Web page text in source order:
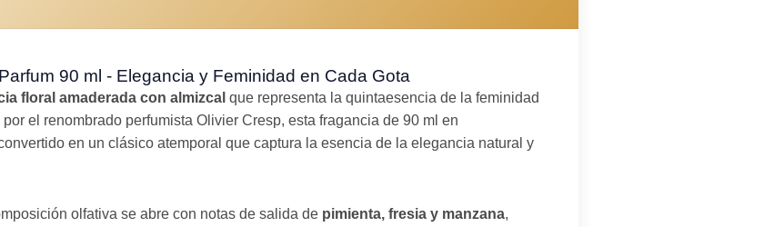
90 ml - Elegancia y Feminidad en Cada Gota
floral amaderada con almizcal que representa la quintaesencia de la feminidad
el renombrado perfumista Olivier Cresp, esta fragancia de 90 ml en
en un clásico atemporal que captura la esencia de la elegancia natural y
olfativa se abre con notas de salida de pimienta, fresia y manzana,